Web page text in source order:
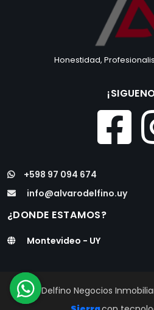
Honestidad,
+598 97 094 674
info@alvarodelfino.uy
¿DONDE ESTAMOS?
Montevideo - UY
Alvaro Delfino Negocios